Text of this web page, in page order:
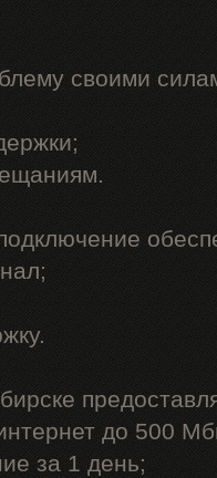
своими
до 500
за 1 день;